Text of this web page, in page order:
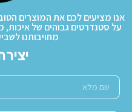
אנו מציעים לכם את המוצרים
על סטנדרטים גבוהים של
מחויבותנו